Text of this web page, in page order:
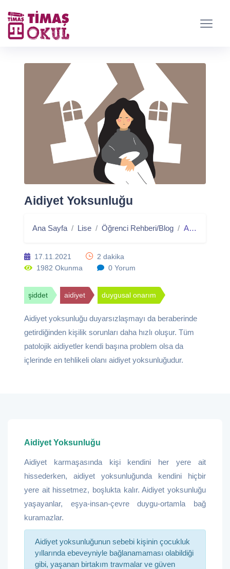
Aidiyet Yoksunluğu
Ana Sayfa Lise Öğrenci Rehberi/Blog Aidiyet Yoksunluğu
17.11.2021
2 dakika
1982 Okunma
0 Yorum
şiddet aidiyet duygusal onarım
Aidiyet yoksunluğu duyarsızlaşmayı da beraberinde
getirdiğinden kişilik sorunları daha hızlı oluşur. Tüm
patolojik aidiyetler kendi başına problem olsa da
içlerinde en tehlikeli olanı aidiyet yoksunluğudur.
Aidiyet Yoksunluğu
Aidiyet karmaşasında kişi kendini her yere ait
hissederken, aidiyet yoksunluğunda kendini hiçbir
yere ait hissetmez, boşlukta kalır. Aidiyet yoksunluğu
yaşayanlar, eşya-insan-çevre duygu-ortamla bağ
kuramazlar.
Aidiyet yoksunluğunun sebebi kişinin çocukluk
yıllarında ebeveyniyle bağlanamaması olabildiği
gibi, yaşanan birtakım travmalar ve güven